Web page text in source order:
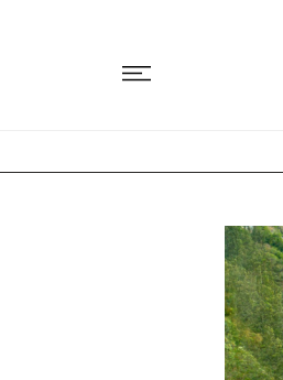
Image